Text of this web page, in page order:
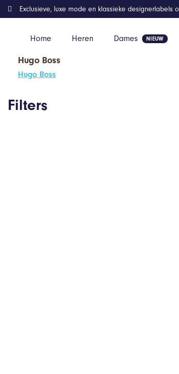
Home Heren Dames
Exclusieve, luxe mode en klassieke designerlabels
Hugo Boss
Hugo Boss
Home Dames
Filters